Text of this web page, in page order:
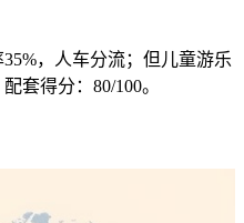
，人车分流；但儿童游乐
套得分：80/100。